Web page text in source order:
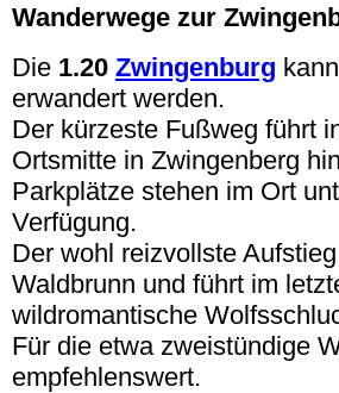
Wanderwege zur
Die 1.20 Zwingenburg
erwandert werden.
Der kürzeste Fußweg führt
Ortsmitte in Zwingenberg
Parkplätze stehen im Ort
Verfügung.
Der wohl reizvollste
Waldbrunn und führt im
wildromantische
Für die etwa zweistündige
empfehlenswert.